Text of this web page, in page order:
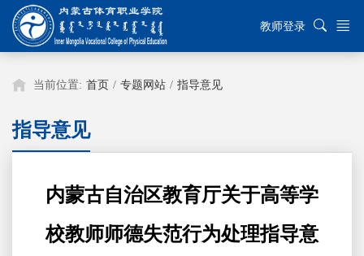
教师登录
当前位置: 首页 / 专题网站 / 指导意见
指导意见
内蒙古自治区教育厅关于高等学
校教师师德失范行为处理指导意